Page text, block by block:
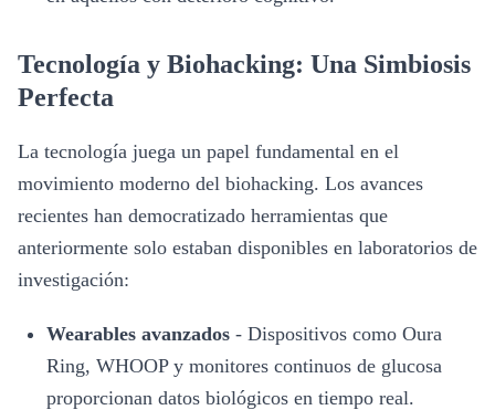
Tecnología y Biohacking: Una Simbiosis
Perfecta
La tecnología juega un papel fundamental en el
movimiento moderno del biohacking. Los avances
recientes han democratizado herramientas que
anteriormente solo estaban disponibles en laboratorios de
investigación:
Wearables avanzados - Dispositivos como Oura
Ring, WHOOP y monitores continuos de glucosa
proporcionan datos biológicos en tiempo real.